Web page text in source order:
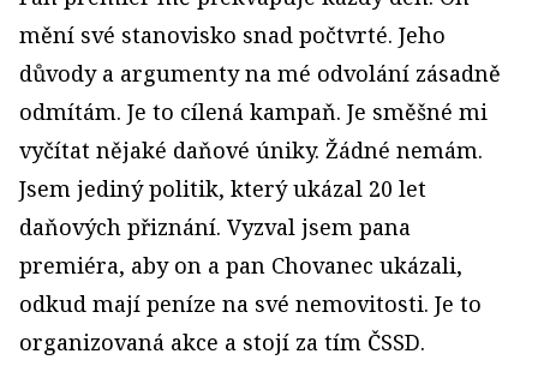
mění své stanovisko snad počtvrté. Jeho
důvody a argumenty na mé odvolání zásadně
odmítám. Je to cílená kampaň. Je směšné mi
vyčítat nějaké daňové úniky. Žádné nemám.
Jsem jediný politik, který ukázal 20 let
daňových přiznání. Vyzval jsem pana
premiéra, aby on a pan Chovanec ukázali,
odkud mají peníze na své nemovitosti. Je to
organizovaná akce a stojí za tím ČSSD.